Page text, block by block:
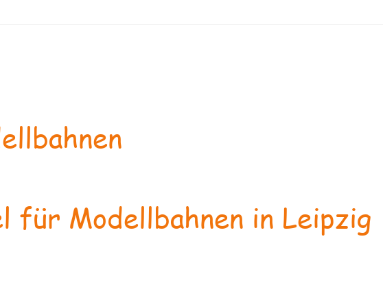
für Modellbahnen in Leipzig